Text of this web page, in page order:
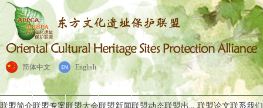
简体中文 English
联盟简介联盟专案联盟大会联盟新闻联盟动态 联盟出版物 联盟论文联系我们